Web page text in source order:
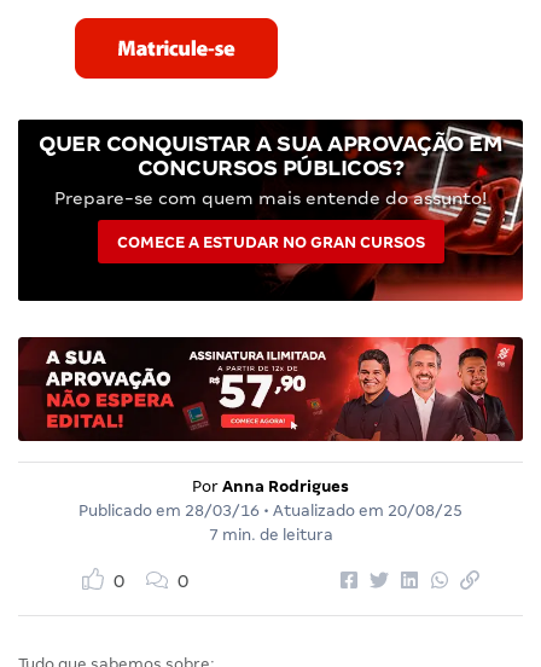
QUER CONQUISTAR A SUA APROVAÇÃO EM
CONCURSOS PÚBLICOS?
Prepare-se com quem mais entende do assunto!
COMECE A ESTUDAR NO GRAN CURSOS
Por Anna Rodrigues
Publicado em 28/03/16 • Atualizado em 20/08/25
7 min. de leitura
0 0